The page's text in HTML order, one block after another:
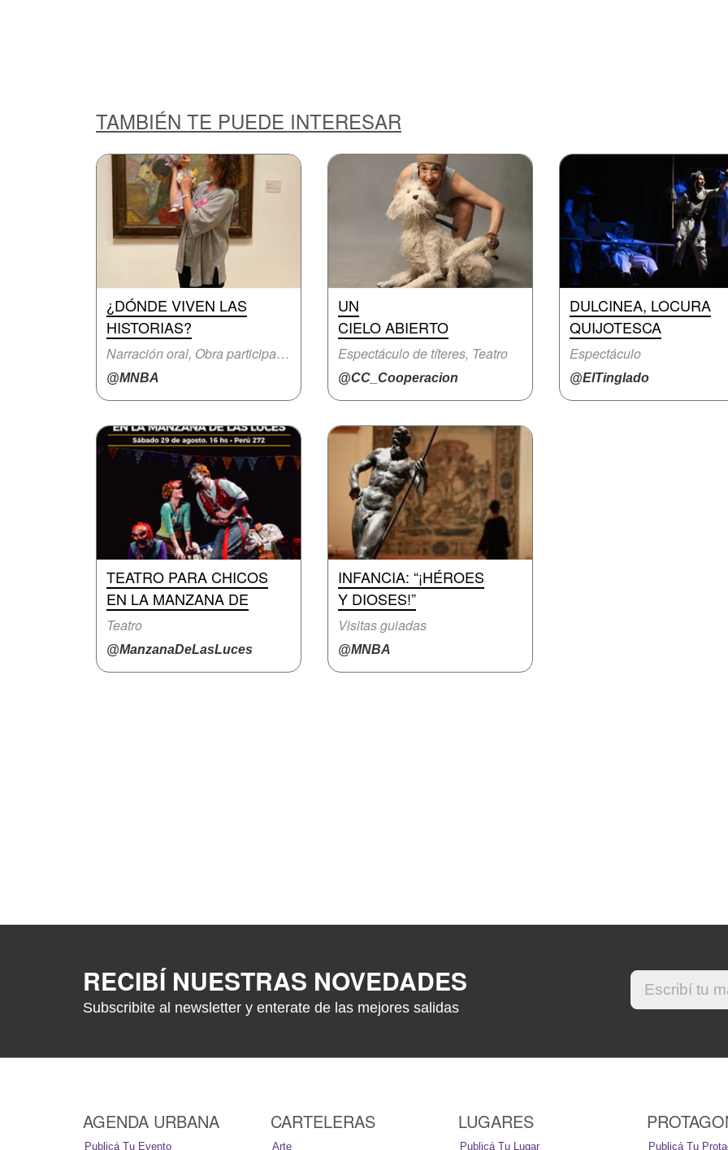
TAMBIÉN TE PUEDE INTERESAR
¿DÓNDE VIVEN LAS
HISTORIAS?
Narración oral, Obra participativa
@MNBA
UN
CIELO ABIERTO
Espectáculo de títeres, Teatro
@CC_Cooperacion
DULCINEA, LOCURA
QUIJOTESCA
Espectáculo
@ElTinglado
TEATRO PARA CHICOS
EN LA MANZANA DE
Teatro
@ManzanaDeLasLuces
INFANCIA: “¡HÉROES
Y DIOSES!”
Visitas guiadas
@MNBA
RECIBÍ NUESTRAS NOVEDADES
Subscribite al newsletter y enterate de las mejores salidas
AGENDA URBANA
Publicá Tu Evento
CARTELERAS
Arte
LUGARES
Publicá Tu Lugar Publicá Tu